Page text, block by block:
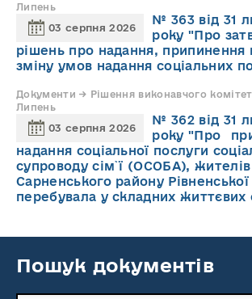
Липень
03 серпня 2026
№ 363 від 31
року "Про
рішень про надання, припинення
зміну умов надання соціальних
Документи → Рішення виконавчого
Липень
03 серпня 2026
№ 362 від 31
року "Про
надання соціальної послуги
супроводу cім`ї (ОСОБА),
Сарненського району Рівненської
перебувала у складних життєвих
Пошук документів